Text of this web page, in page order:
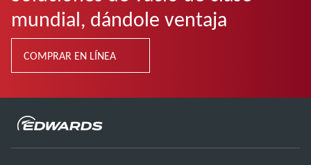
mundial, dándole ventaja
COMPRAR EN LÍNEA